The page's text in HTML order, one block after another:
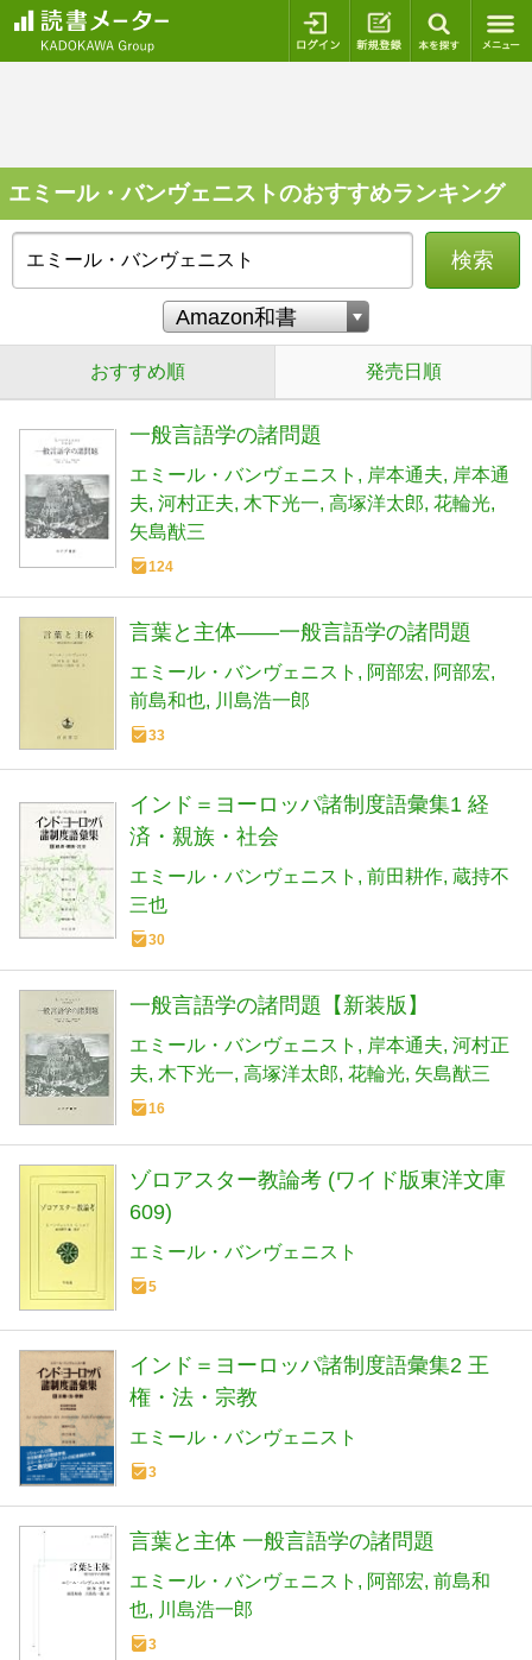
ログイン 新規登録
エミール・バンヴェニストのおすすめランキング
検索
おすすめ順 発売日順
一般言語学の諸問題
エミール・バンヴェニスト 岸本通夫
岸本通
夫 河村正夫 木下光一 高塚洋太郎 花輪光
矢島猷三
124
言葉と主体――一般言語学の諸問題
エミール・バンヴェニスト 阿部宏
阿部宏
前島和也
川島浩一郎
33
インド＝ヨーロッパ諸制度語彙集1 経
済・親族・社会
エミール・バンヴェニスト 前田耕作 蔵持不
三也
30
一般言語学の諸問題【新装版】
エミール・バンヴェニスト 岸本通夫 河村正
夫 木下光一 高塚洋太郎 花輪光 矢島猷三
16
ゾロアスター教論考 (ワイド版東洋文庫
609)
エミール・バンヴェニスト
5
インド＝ヨーロッパ諸制度語彙集2 王
権・法・宗教
エミール・バンヴェニスト
3
言葉と主体 一般言語学の諸問題
エミール・バンヴェニスト 阿部宏 前島和
也 川島浩一郎
3